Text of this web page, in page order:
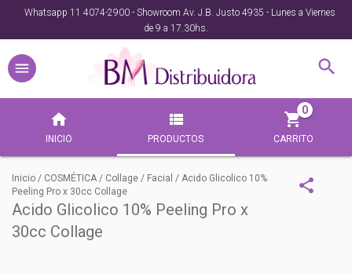
Whatsapp 11 4074-2900 - Showroom Av. J.B. Justo 4935 - Lunes a Viernes
de 9 a 17.30hs.
INICIO PRODUCTOS CARRITO
0
Inicio / COSMÉTICA / Collage / Facial / Acido Glicolico 10%
Peeling Pro x 30cc Collage
Acido Glicolico 10% Peeling Pro x
30cc Collage